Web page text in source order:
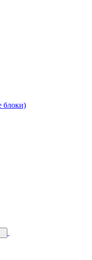
блоки)